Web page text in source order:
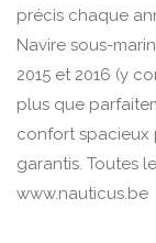
précis chaque
Navire sous-
2015 et 2016 (y
plus que
confort spacieux
garantis. Toutes
www.nauticus.be